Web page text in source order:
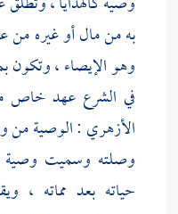
به من مال أو غيره من
وهو الإيصاء ، وتكون
في الشرع عهد خاص
الأزهري : الوصية من
وصلته وسميت وصية
حياته بعد مماته ،